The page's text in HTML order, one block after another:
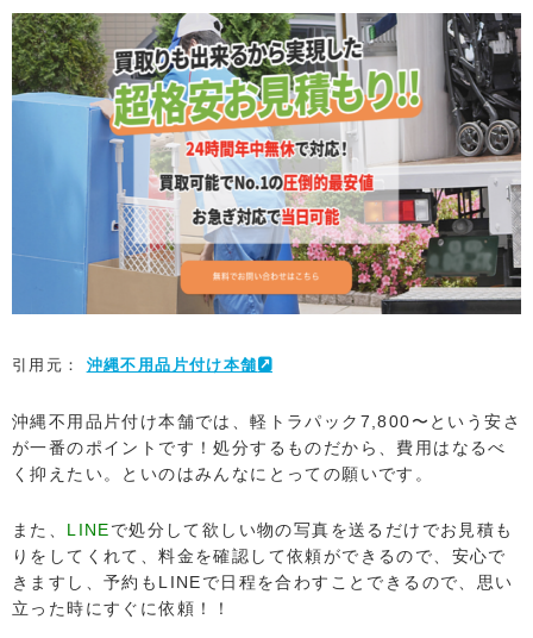
引用元： 沖縄不用品片付け本舗
沖縄不用品片付け本舗では、軽トラパック7,800〜という安さ
が一番のポイントです！処分するものだから、費用はなるべ
く抑えたい。といのはみんなにとっての願いです。
また、 LINEで処分して欲しい物の写真を送るだけでお見積も
りをしてくれて、料金を確認して依頼ができるので、安心で
きますし、予約もLINEで日程を合わすことできるので、思い
立った時にすぐに依頼！！